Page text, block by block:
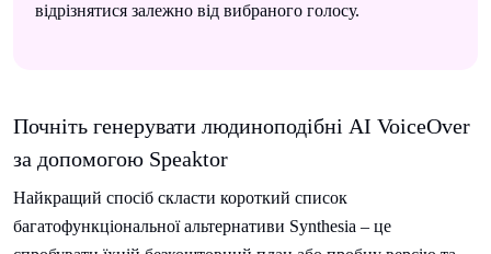
відрізнятися залежно від вибраного голосу.
Почніть генерувати людиноподібні AI VoiceOver
за допомогою Speaktor
Найкращий спосіб скласти короткий список
багатофункціональної альтернативи Synthesia – це